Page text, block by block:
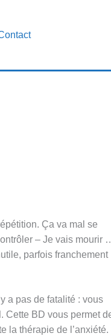
Ça va mal se
– Je vais mourir
parfois franchement
a pas de fatalité : vous
Cette BD vous permet
la thérapie de l’anxiété.